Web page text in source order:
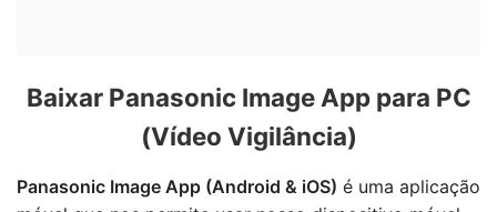
Baixar Panasonic Image App para PC
(Vídeo Vigilância)
Panasonic Image App (Android & iOS) é uma aplicação